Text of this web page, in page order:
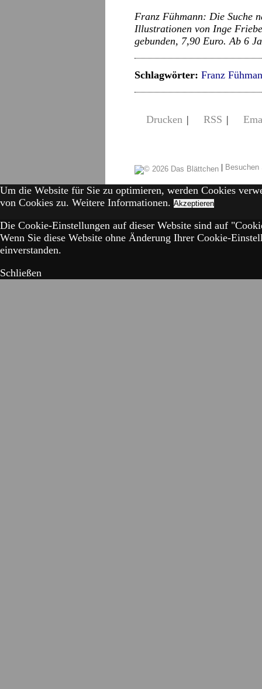
Franz Fühmann: Die Suche
Illustrationen von Inge
gebunden, 7,90 Euro. Ab 6
Schlagwörter: Franz
Drucken | RSS |
|
Um die Website für Sie zu optimieren, werden Cookies
von Cookies zu. Weitere Informationen. Akzeptieren
Die Cookie-Einstellungen auf dieser Website sind auf
Wenn Sie diese Website ohne Änderung Ihrer Cookie-
einverstanden.
Schließen